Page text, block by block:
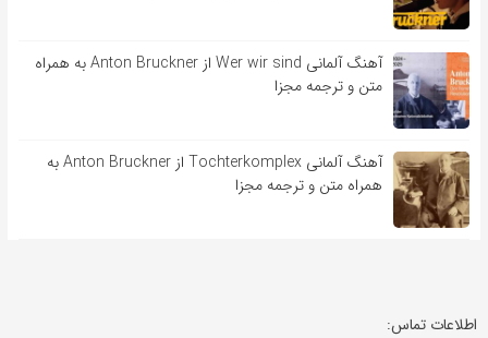
آهنگ آلمانی Wer wir sind از Anton Bruckner به همراه
متن و ترجمه مجزا
آهنگ آلمانی Tochterkomplex از Anton Bruckner به
همراه متن و ترجمه مجزا
اطلاعات تماس: